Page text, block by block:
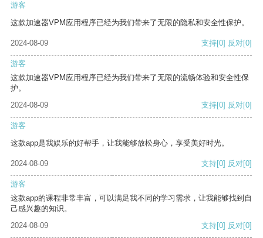
游客
这款加速器VPM应用程序已经为我们带来了无限的隐私和安全性保护。
2024-08-09 支持[0] 反对[0]
游客
这款加速器VPM应用程序已经为我们带来了无限的流畅体验和安全性保
护。
2024-08-09
支持[0] 反对[0]
游客
这款app是我娱乐的好帮手，让我能够放松身心，享受美好时光。
2024-08-09 支持[0] 反对[0]
游客
这款app的课程非常丰富，可以满足我不同的学习需求，让我能够找到自
己感兴趣的知识。
2024-08-09
支持[0] 反对[0]